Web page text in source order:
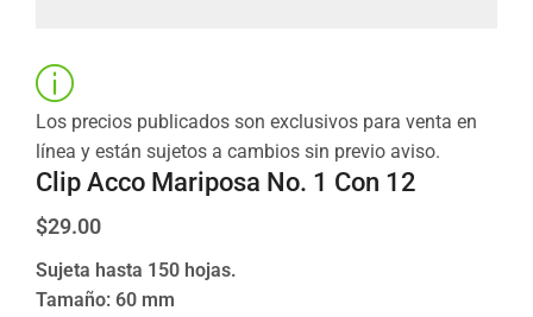
Los precios publicados son exclusivos para venta en
línea y están sujetos a cambios sin previo aviso.
Clip Acco Mariposa No. 1 Con 12
$29.00
Sujeta hasta 150 hojas.
Tamaño: 60 mm